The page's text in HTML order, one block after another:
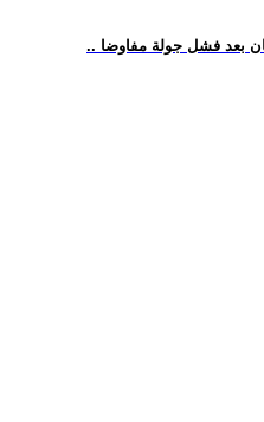
بعد فشل جولة مفاوضا